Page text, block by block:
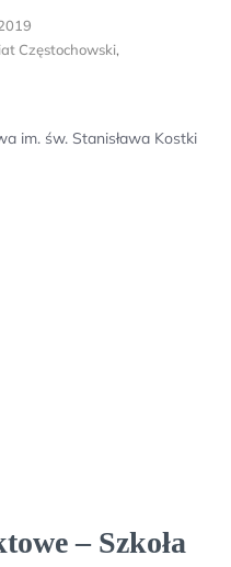
Częstochowski,
im. św. Stanisława Kostki
– Szkoła